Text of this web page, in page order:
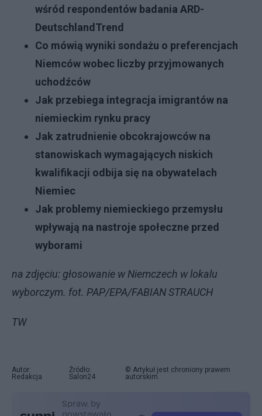
wśród respondentów badania ARD-
DeutschlandTrend
Co mówią wyniki sondażu o preferencjach
Niemców wobec liczby przyjmowanych
uchodźców
Jak przebiega integracja imigrantów na
niemieckim rynku pracy
Jak zatrudnienie obcokrajowców na
stanowiskach wymagających niskich
kwalifikacji odbija się na obywatelach
Niemiec
Jak problemy niemieckiego przemysłu
wpływają na nastroje społeczne przed
wyborami
na zdjęciu: głosowanie w Niemczech w lokalu
wyborczym. fot. PAP/EPA/FABIAN STRAUCH
TW
Autor:
Redakcja
Źródło:
Salon24
© Artykuł jest chroniony prawem
autorskim.